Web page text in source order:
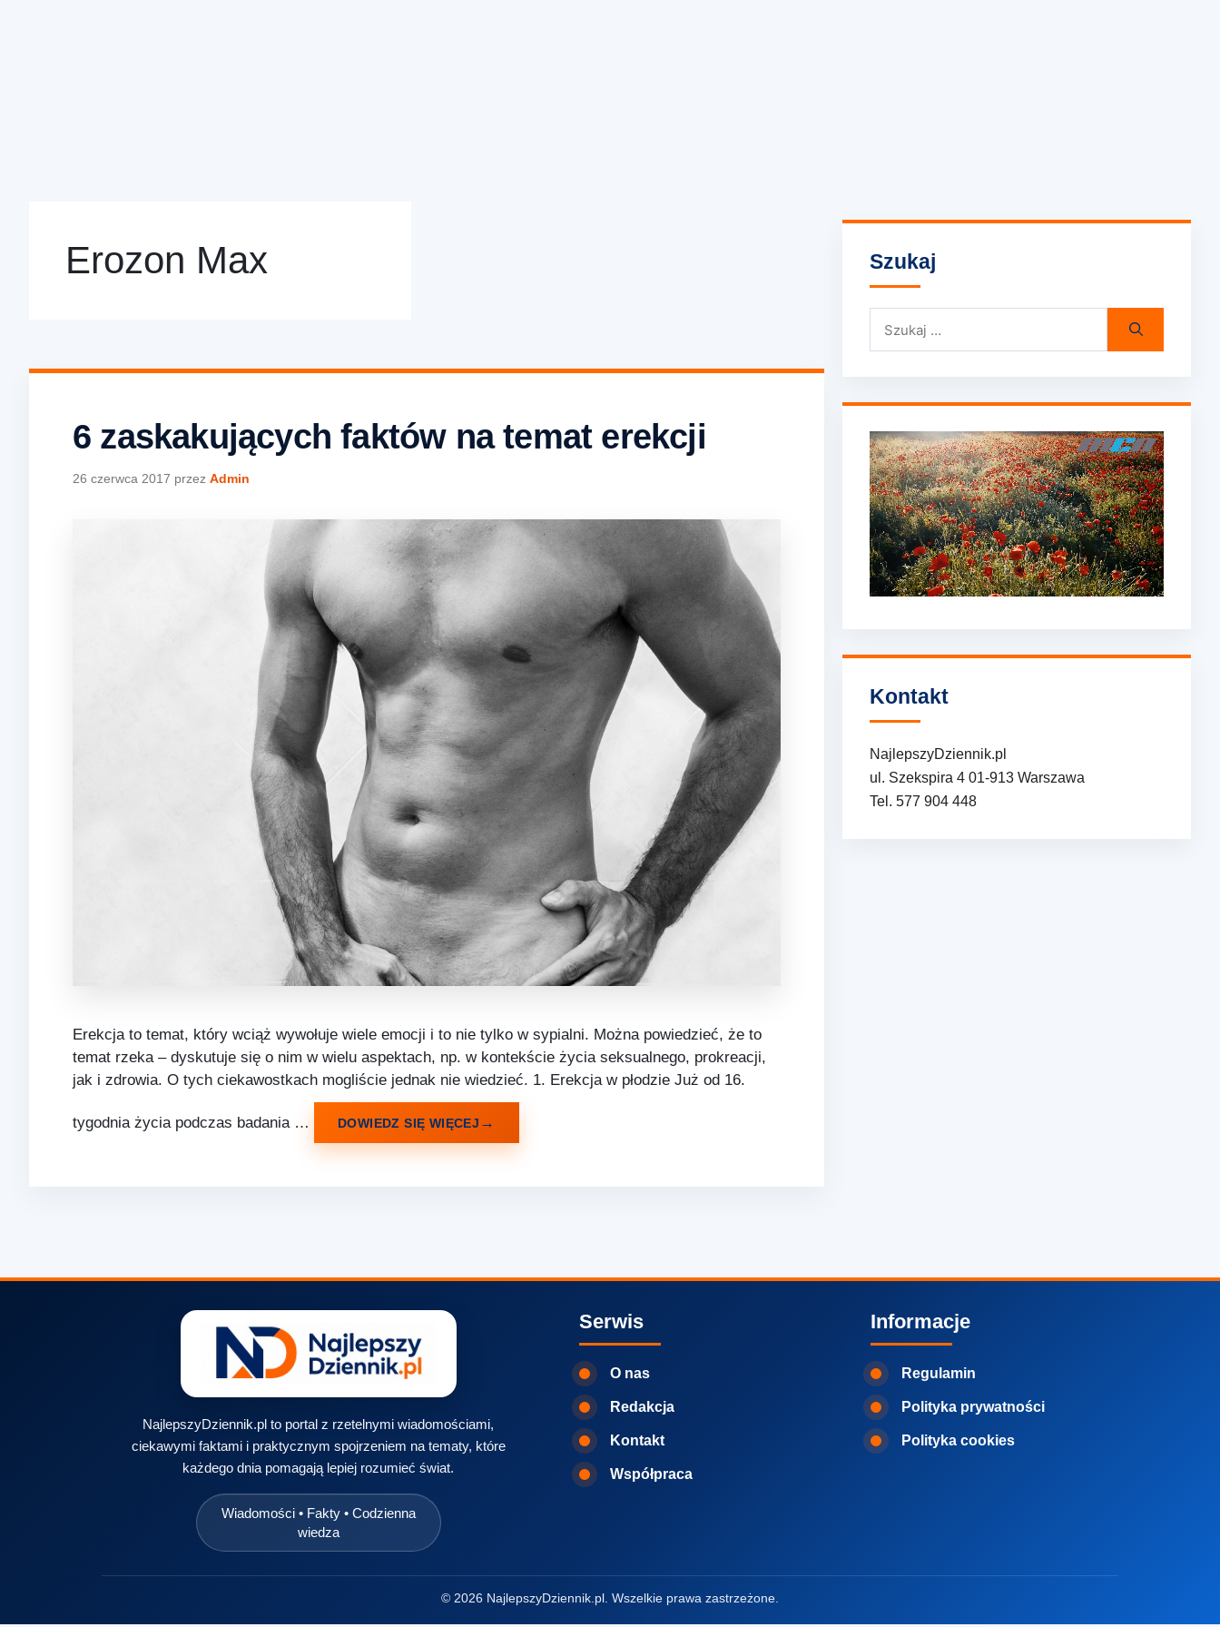
Erozon Max
6 zaskakujących faktów na temat erekcji
26 czerwca 2017 przez Admin
Erekcja to temat, który wciąż wywołuje wiele emocji i to nie tylko w sypialni. Można powiedzieć, że to
temat rzeka – dyskutuje się o nim w wielu aspektach, np. w kontekście życia seksualnego, prokreacji,
jak i zdrowia. O tych ciekawostkach mogliście jednak nie wiedzieć. 1. Erekcja w płodzie Już od 16.
tygodnia życia podczas badania … DOWIEDZ SIĘ WIĘCEJ
Szukaj
Kontakt
NajlepszyDziennik.pl
ul. Szekspira 4 01-913 Warszawa
Tel. 577 904 448
NajlepszyDziennik.pl to portal z rzetelnymi wiadomościami,
ciekawymi faktami i praktycznym spojrzeniem na tematy, które
każdego dnia pomagają lepiej rozumieć świat.
Wiadomości • Fakty • Codzienna
wiedza
Serwis
O nas
Redakcja
Kontakt
Współpraca
Informacje
Regulamin
Polityka prywatności
Polityka cookies
© 2026 NajlepszyDziennik.pl. Wszelkie prawa zastrzeżone.